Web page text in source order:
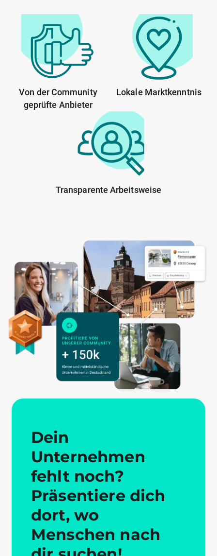
Von der Community
geprüfte Anbieter
Lokale Marktkenntnis
Transparente Arbeitsweise
Dein
Unternehmen
fehlt noch?
Präsentiere dich
dort, wo
Menschen nach